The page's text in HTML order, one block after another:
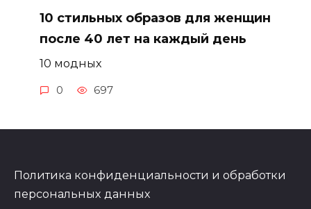
10 стильных образов для женщин
после 40 лет на каждый день
10 модных
0 697
Политика конфиденциальности и обработки
персональных данных